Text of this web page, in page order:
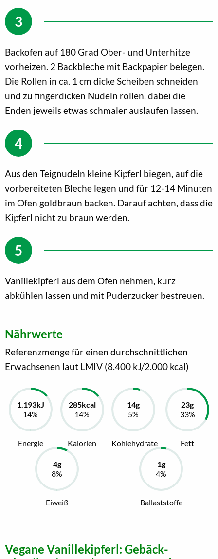
Backofen auf 180 Grad Ober- und Unterhitze
vorheizen. 2 Backbleche mit Backpapier belegen.
Die Rollen in ca. 1 cm dicke Scheiben schneiden
und zu fingerdicken Nudeln rollen, dabei die
Enden jeweils etwas schmaler auslaufen lassen.
Aus den Teignudeln kleine Kipferl biegen, auf die
vorbereiteten Bleche legen und für 12-14 Minuten
im Ofen goldbraun backen. Darauf achten, dass die
Kipferl nicht zu braun werden.
Vanillekipferl aus dem Ofen nehmen, kurz
abkühlen lassen und mit Puderzucker bestreuen.
Nährwerte
Referenzmenge für einen durchschnittlichen
Erwachsenen laut LMIV (8.400 kJ/2.000 kcal)
Energie Kalorien Kohlehydrate Fett
Eiweiß Ballaststoffe
Vegane Vanillekipferl: Gebäck-